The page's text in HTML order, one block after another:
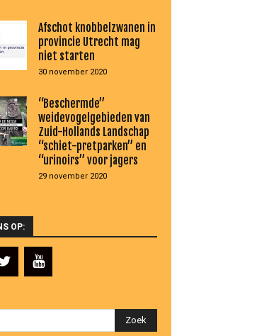
Afschot knobbelzwanen in
provincie Utrecht mag
niet starten
30 november 2020
“Beschermde”
weidevogelgebieden van
Zuid-Hollands Landschap
“schiet-pretparken” en
“urinoirs” voor jagers
29 november 2020
OP: